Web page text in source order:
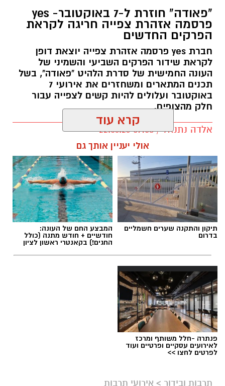
"פאודה" חוזרת ל-7 באוקטובר- yes
פרסמה אזהרת צפייה חריגה לקראת
הפרקים החדשים
חברת yes פרסמה אזהרת צפייה יוצאת דופן
לקראת שידור הפרקים השביעי והשמיני של
העונה החמישית של סדרת הלהיט "פאודה", בשל
תכנים המתארים ומשחזרים את אירועי 7
באוקטובר ועלולים להיות קשים לצפייה עבור
חלק מהצופים.
אלדה נתנאל / 09:58 22.06.26
פאודה" חוזרת ל-7 באוקטובר: yes
ליאור רז
על פי הודעת החברה, שני הפרקים שישודרו היום
(שני) מתמקדים באירועי הטבח וביום שבו פרצה
קרא עוד
אולי יעניין אותך גם
תיקון והתקנה שערים חשמליים
בדרום
המבצע החם של העונה:
חודשיים + חודש מתנה (כולל
החגים!) בקאנטרי ראשון לציון
פנתרה -חלל משותף ומרכז
לאירועים עסקיים ופרטיים ועוד
לפרטים לחצו >>
תרבות ובידור > אירועי תרבות